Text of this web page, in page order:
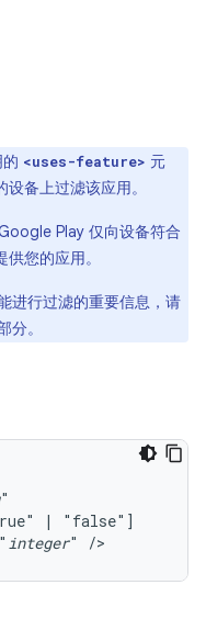
<uses-feature> 元
备上过滤该应用。
Play 仅向设备符合
您的应用。
进行过滤的重要信息，请
分。
|
integer" />